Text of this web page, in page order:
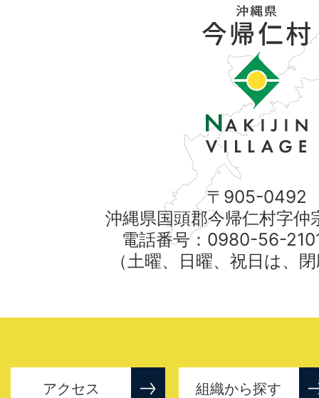
〒905-0492
沖縄県国頭郡今帰仁村字仲
電話番号：0980-56-
（土曜、日曜、祝日は、
アクセス 組織から探す